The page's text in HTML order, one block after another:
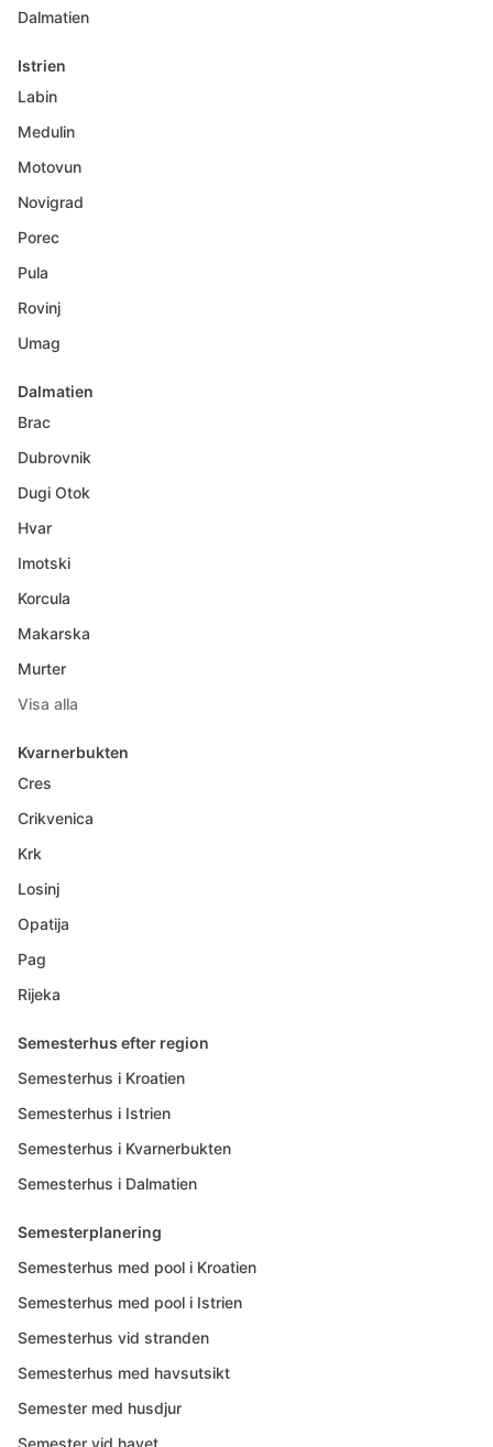
Dalmatien
Istrien
Labin
Medulin
Motovun
Novigrad
Porec
Pula
Rovinj
Umag
Dalmatien
Brac
Dubrovnik
Dugi Otok
Hvar
Imotski
Korcula
Makarska
Murter
Visa alla
Kvarnerbukten
Cres
Crikvenica
Krk
Losinj
Opatija
Pag
Rijeka
Semesterhus efter region
Semesterhus i Kroatien
Semesterhus i Istrien
Semesterhus i Kvarnerbukten
Semesterhus i Dalmatien
Semesterplanering
Semesterhus med pool i Kroatien
Semesterhus med pool i Istrien
Semesterhus vid stranden
Semesterhus med havsutsikt
Semester med husdjur
Semester vid havet